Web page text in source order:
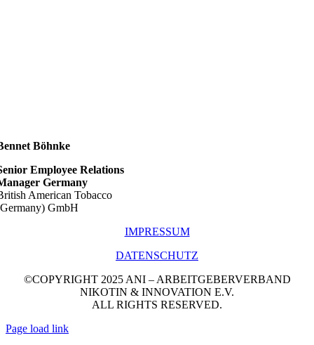
Böhnke
Employee Relations
Germany
American Tobacco
GmbH
IMPRESSUM
DATENSCHUTZ
©COPYRIGHT 2025 ANI – ARBEITGEBERVERBAND
NIKOTIN & INNOVATION E.V.
ALL RIGHTS RESERVED.
Page load link